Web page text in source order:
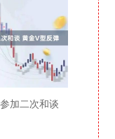
加二次和谈